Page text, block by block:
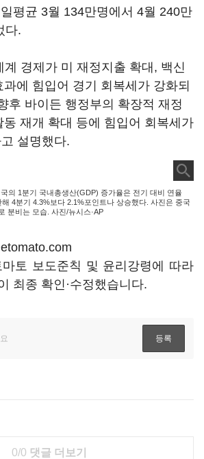
평균 3월 134만명에서 4월 240만
다.
계 경제가 미 재정지출 확대, 백신
에 힘입어 경기 회복세가 강화되
후 바이든 행정부의 확장적 재정
동 재개 확대 등에 힘입어 회복세가
설명했다.
의 1분기 국내총생산(GDP) 증가율은 전기 대비 연율
4분기 4.3%보다 2.1%포인트나 상승했다. 사진은 중국
분비는 모습. 사진/뉴시스·AP
토 보도준칙 및 윤리강령에 따라
최종 확인·수정했습니다.
0/0 댓글 더보기